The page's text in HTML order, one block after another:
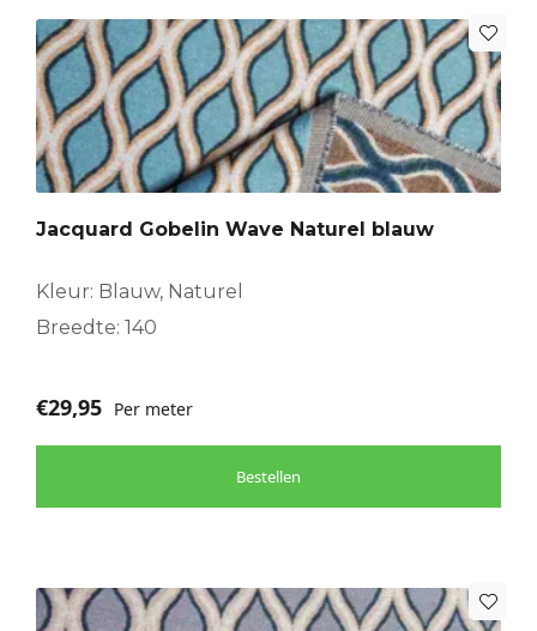
Jacquard Gobelin Wave Naturel blauw
Kleur: Blauw, Naturel
Breedte: 140
€29,95 Per meter
Bestellen